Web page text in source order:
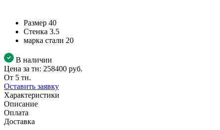
Размер 40
Стенка 3.5
марка стали 20
В наличии
Цена за тн: 258400 руб.
От 5 тн.
Оставить заявку
Характеристики
Описание
Оплата
Доставка